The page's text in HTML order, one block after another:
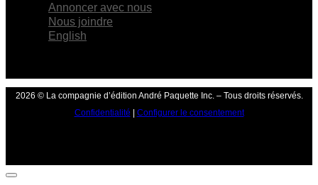
Annoncer avec nous
Nous joindre
English
2026 © La compagnie d’édition André Paquette Inc. – Tous droits réservés.
Confidentialité | Configurer le consentement